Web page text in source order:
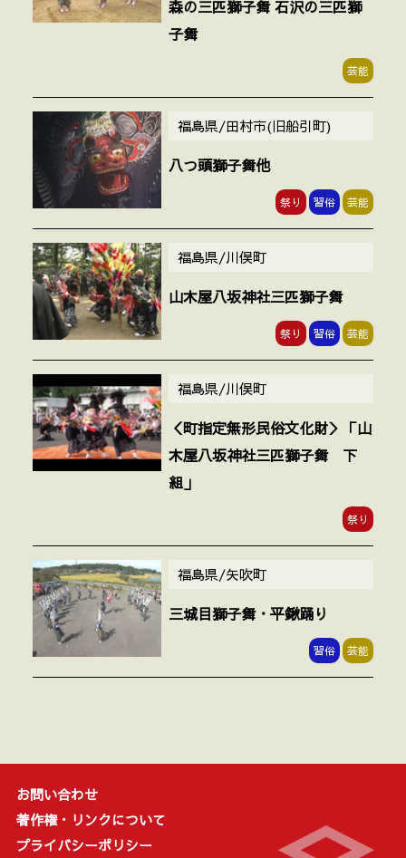
森の三匹獅子舞 石沢の三匹獅
子舞
芸能
福島県/田村市(旧船引町)
八つ頭獅子舞他
祭り 習俗 芸能
福島県/川俣町
山木屋八坂神社三匹獅子舞
祭り 習俗 芸能
福島県/川俣町
＜町指定無形民俗文化財＞「山
木屋八坂神社三匹獅子舞 下
組」
祭り
福島県/矢吹町
三城目獅子舞・平鍬踊り
習俗 芸能
お問い合わせ
著作権・リンクについて
プライバシーポリシー